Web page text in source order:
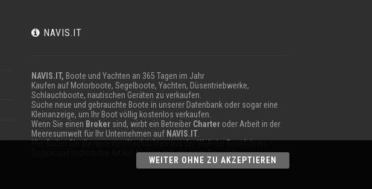
NAVIS.IT
NAVIS.IT, Boote und Yachten an 365 Tagen im Jahr
Kaufen auf Motorboote, Segelboote, Yachten, Düsentriebwerke,
Schlauchboote, nautischen Geräten zu verkaufen.
Suche neue und gebrauchte Boote in unserer Datenbank oder sogar eine
Kleinanzeige, um Ihr Boot völlig kostenlos verkaufen.
Wenn Sie einen Brokersind, wirbt ein Betreiber Charteroder Arbeit in der
Meeresumwelt für Ihr Unternehmen auf NAVIS.IT.
Hier finden Sie die neuesten Nachrichten aus der Welt der Bootfahren,
Segeln und technische Artikel; bleiben mit unserem Newsletter.
WEITER OHNE ZU AKZEPTIEREN